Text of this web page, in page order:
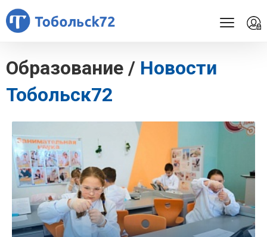
Образование / Новости
Тобольск72